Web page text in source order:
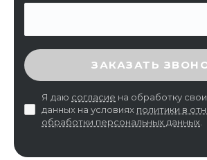
ВВЕДИТЕ ПРОВЕРОЧНЫЙ КОД
ЗАКАЗАТЬ
Я даю согласие на обработку
данных на условиях политики в
обработки персональных данных